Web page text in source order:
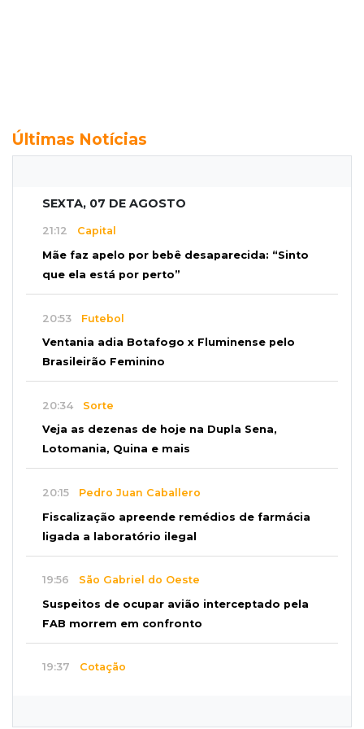
Últimas Notícias
SEXTA, 07 DE AGOSTO
21:12 Capital
Mãe faz apelo por bebê desaparecida: “Sinto
que ela está por perto”
20:53 Futebol
Ventania adia Botafogo x Fluminense pelo
Brasileirão Feminino
20:34 Sorte
Veja as dezenas de hoje na Dupla Sena,
Lotomania, Quina e mais
20:15 Pedro Juan Caballero
Fiscalização apreende remédios de farmácia
ligada a laboratório ilegal
19:56 São Gabriel do Oeste
Suspeitos de ocupar avião interceptado pela
FAB morrem em confronto
19:37 Cotação